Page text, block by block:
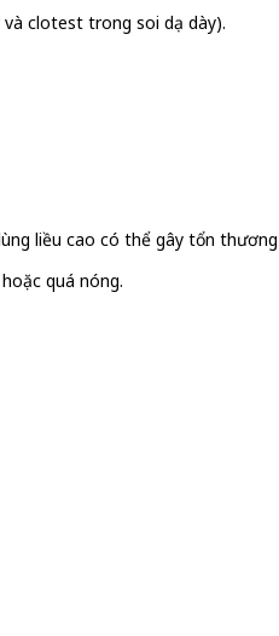
clotest trong soi dạ dày).
liều cao có thể gây tổn
quá nóng.